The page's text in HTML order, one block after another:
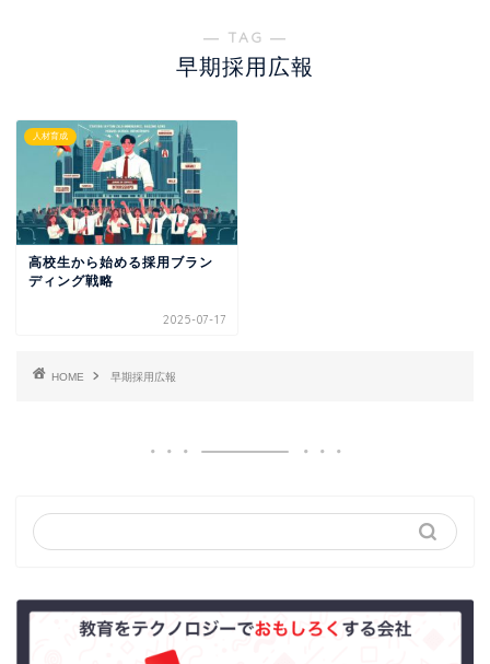
― TAG ―
早期採用広報
人材育成
高校生から始める採用ブラン
ディング戦略
2025-07-17
HOME 早期採用広報